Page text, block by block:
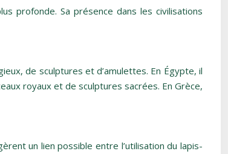
profonde. Sa présence dans les civilisations
de sculptures et d’amulettes. En Égypte, il
royaux et de sculptures sacrées. En Grèce,
un lien possible entre l’utilisation du lapis-